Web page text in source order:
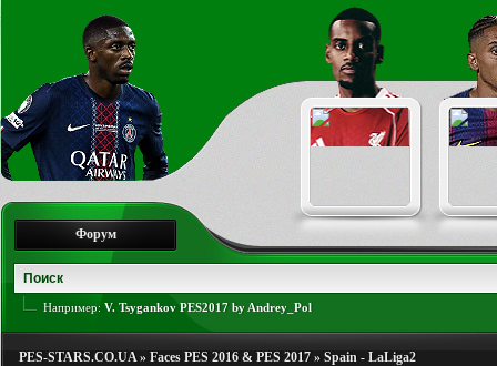
Форум
Например: V. Tsygankov PES2017 by Andrey_Pol
PES-STARS.CO.UA» Faces PES 2016 & PES 2017 » Spain - LaLiga2